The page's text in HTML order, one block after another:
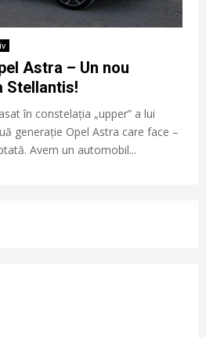
Astra – Un nou
Stellantis!
în constelația „upper” a lui
generație Opel Astra care face –
Avem un automobil...